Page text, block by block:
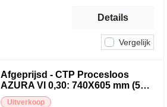
Vergelijk
Details
Afgeprijsd - CTP Procesloos
AZURA VI 0,30: 740X605 mm (50
pcs)
Uitverkoop